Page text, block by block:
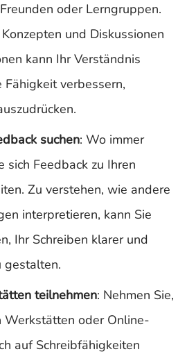
oder Lerngruppen.
und Diskussionen
kann Ihr Verständnis
verbessern,
suchen: Wo immer
sich Feedback zu Ihren
Zu verstehen, wie andere
interpretieren, kann Sie
Ihr Schreiben klarer und
gestalten.
teilnehmen: Nehmen Sie,
Werkstätten oder Online-
auf Schreibfähigkeiten